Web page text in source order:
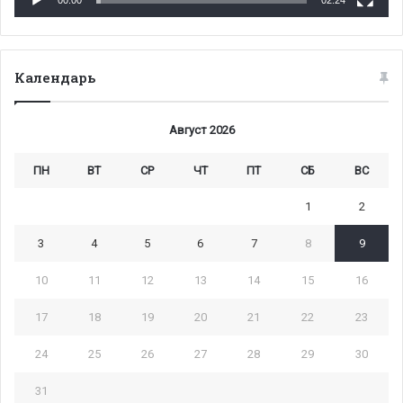
Календарь
Август 2026
ПН ВТ СР ЧТ ПТ СБ ВС
1 2
3 4 5 6 7 8 9
10 11 12 13 14 15 16
17 18 19 20 21 22 23
24 25 26 27 28 29 30
31